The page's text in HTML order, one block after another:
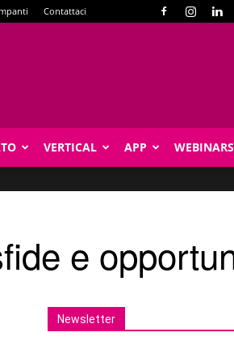
Contattaci
VERTICAL APP WEBINARS
e
Newsletter